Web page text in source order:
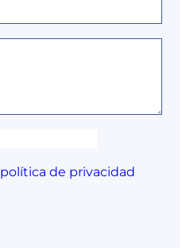
política de privacidad